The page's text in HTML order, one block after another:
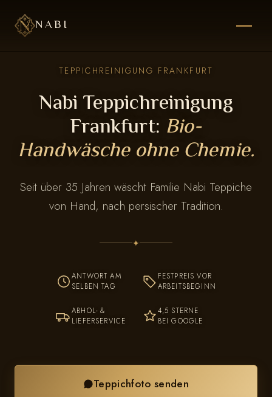
NABI
TEPPICHREINIGUNG FRANKFURT
Nabi Teppichreinigung
Frankfurt: Bio-
Handwäsche ohne Chemie.
Seit über 35 Jahren wäscht Familie Nabi Teppiche
von Hand, nach persischer Tradition.
✦
ANTWORT AM
SELBEN TAG
FESTPREIS VOR
ARBEITSBEGINN
ABHOL- &
LIEFERSERVICE
4,5 STERNE
BEI GOOGLE
Teppichfoto senden